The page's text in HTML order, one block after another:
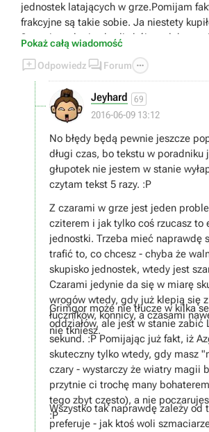
jednostek latających w grze.Pomijam
frakcyjne są takie sobie. Ja niestety
3 tury i prąd mi zabrali zbóje z
Pokaż całą wiadomość
Odpowiedz  Forum 
Jeyhard 69
2016-06-09 13:12
No błędy będą pewnie jeszcze
długi czas, bo tekstu w poradniku
głupotek nie jestem w stanie
czytam tekst 5 razy. :P
Z czarami w grze jest jeden
cziterem i jak tylko coś rzucasz to
jednostki. Trzeba mieć naprawdę
trafić to, co chcesz - chyba że
skupisko jednostek, wtedy jest
Czarami jedynie da się w miarę
wrogów wtedy, gdy już klepią się
łuczników, konnicy, a czasami
nie tkniesz.
Grimgor może nie tłucze w kilka
oddziałów, ale jest w stanie zabić
sekund. :P Pomijając już fakt, iż
skuteczny tylko wtedy, gdy masz
czary - wystarczy że wiatry magii
przytnie ci trochę many
tego zbyt często), a nie
:P
Wszystko tak naprawdę zależy od
preferuje - jak ktoś woli